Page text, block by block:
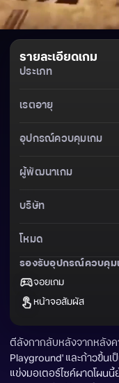
ตีลังกากลับหลังจากหลังค
Playground' และก้าวขึ้น
แข่งมอเตอร์ไซค์ผาดโผน
รายละเอียดเกม
ประเภท
เรตอายุ
อุปกรณ์ควบคุมเกม
ผู้พัฒนาเกม
บริษัท
โหมด
รองรับอุปกรณ์ควบคุม
จอยเกม
หน้าจอสัมผัส